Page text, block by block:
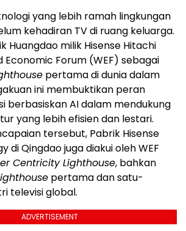
yang lebih ramah lingkungan
kehadiran TV di ruang keluarga.
Huangdao milik Hisense Hitachi
Economic Forum (WEF) sebagai
pertama di dunia dalam
ini membuktikan peran
berbasiskan AI dalam mendukung
yang lebih efisien dan lestari.
tersebut, Pabrik Hisense
di Qingdao juga diakui oleh WEF
Centricity Lighthouse, bahkan
pertama dan satu-
televisi global.
ADVERTISEMENT